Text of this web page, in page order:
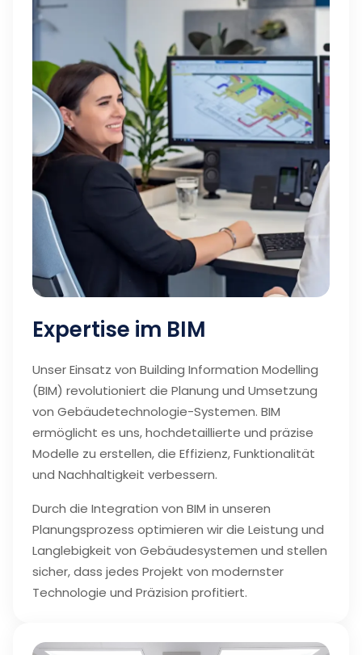
Expertise im BIM
Unser Einsatz von Building Information Modelling
(BIM) revolutioniert die Planung und Umsetzung
von Gebäudetechnologie-Systemen. BIM
ermöglicht es uns, hochdetaillierte und präzise
Modelle zu erstellen, die Effizienz, Funktionalität
und Nachhaltigkeit verbessern.
Durch die Integration von BIM in unseren
Planungsprozess optimieren wir die Leistung und
Langlebigkeit von Gebäudesystemen und stellen
sicher, dass jedes Projekt von modernster
Technologie und Präzision profitiert.